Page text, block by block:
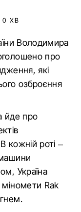
0 ХВ
Володимира
про
які
озброєння
йде про
кожній роті –
Україна
Rak